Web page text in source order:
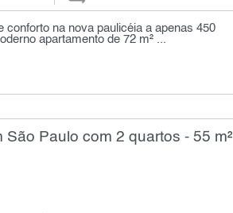
conforto na nova paulicéia a apenas 450
apartamento de 72 m² ...
Paulo com 2 quartos - 55 m²